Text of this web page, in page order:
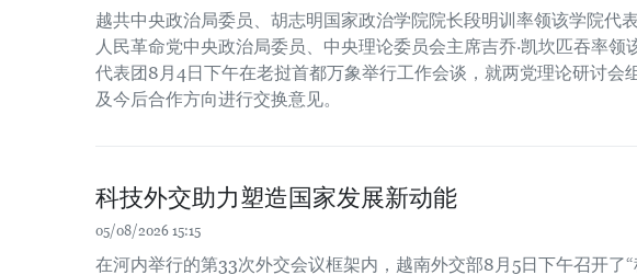
越共中央政治局委员、胡志明国家政治学院院长段明训率领该学院代
人民革命党中央政治局委员、中央理论委员会主席吉乔·凯坎匹吞率领
代表团8月4日下午在老挝首都万象举行工作会谈，就两党理论研讨会
及今后合作方向进行交换意见。
科技外交助力塑造国家发展新动能
05/08/2026 15:15
在河内举行的第33次外交会议框架内，越南外交部8月5日下午召开了